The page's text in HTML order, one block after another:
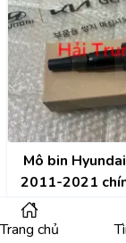
Mô bin
2011-2021
Liên
Trang chủ